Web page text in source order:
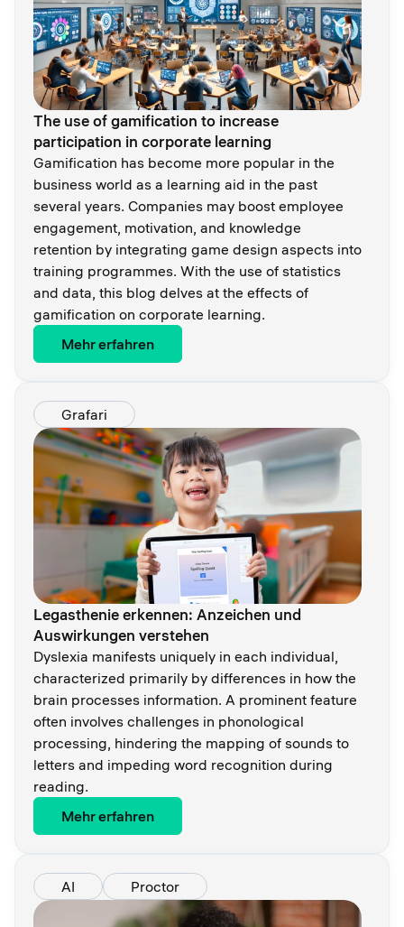
The use of gamification to increase
participation in corporate learning
Gamification has become more popular in the
business world as a learning aid in the past
several years. Companies may boost employee
engagement, motivation, and knowledge
retention by integrating game design aspects into
training programmes. With the use of statistics
and data, this blog delves at the effects of
gamification on corporate learning.
Mehr erfahren
Grafari
Legasthenie erkennen: Anzeichen und
Auswirkungen verstehen
Dyslexia manifests uniquely in each individual,
characterized primarily by differences in how the
brain processes information. A prominent feature
often involves challenges in phonological
processing, hindering the mapping of sounds to
letters and impeding word recognition during
reading.
Mehr erfahren
AI Proctor